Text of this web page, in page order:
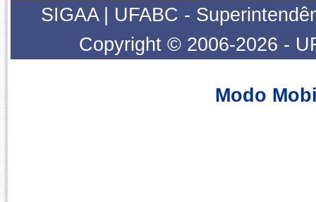
SIGAA | UFABC -
Copyright © 2006-2026 -
Modo